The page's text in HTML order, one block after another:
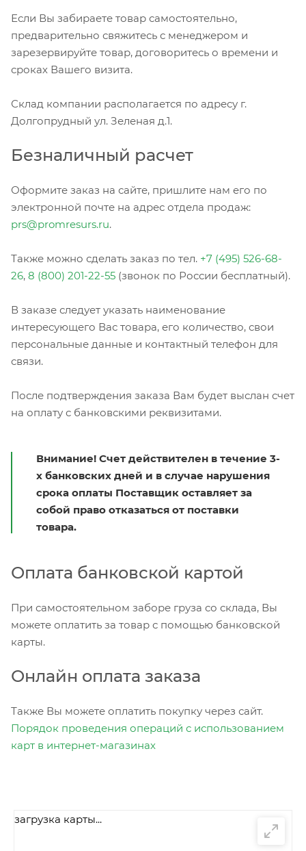
Если Вы забираете товар самостоятельно,
предварительно свяжитесь с менеджером и
зарезервируйте товар, договоритесь о времени и
сроках Вашего визита.
Склад компании располагается по адресу г.
Долгопрудный ул. Зеленая д.1.
Безналичный расчет
Оформите заказ на сайте, пришлите нам его по
электронной почте на адрес отдела продаж:
prs@promresurs.ru.
Также можно сделать заказ по тел. +7 (495) 526-68-
26, 8 (800) 201-22-55 (звонок по России бесплатный).
В заказе следует указать наименование
интересующего Вас товара, его количество, свои
персональные данные и контактный телефон для
связи.
После подтверждения заказа Вам будет выслан счет
на оплату с банковскими реквизитами.
Внимание! Счет действителен в течение 3-
х банковских дней и в случае нарушения
срока оплаты Поставщик оставляет за
собой право отказаться от поставки
товара.
Оплата банковской картой
При самостоятельном заборе груза со склада, Вы
можете оплатить за товар с помощью банковской
карты.
Онлайн оплата заказа
Также Вы можете оплатить покупку через сайт.
Порядок проведения операций с использованием
карт в интернет-магазинах
загрузка карты...